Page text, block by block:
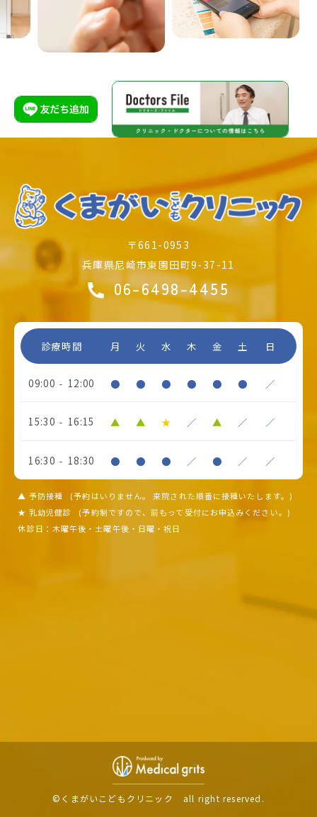
〒661-0953
兵庫県尼崎市東園田町9-37-11
06-6498-4455
診療時間 月 火 水 木 金 土 日
09:00 - 12:00 ● ● ● ● ● ● ／
15:30 - 16:15 ▲ ▲ ★ ／ ▲ ／ ／
16:30 - 18:30 ● ● ● ／ ● ／ ／
▲ 予防接種 (予約はいりません。
来院された順番に接種いたします。)
★ 乳幼児健診
(予約制ですので、前もって受付にお申込みください。)
休診日：木曜午後・土曜午後・日曜・祝日
©くまがいこどもクリニック all right reserved.